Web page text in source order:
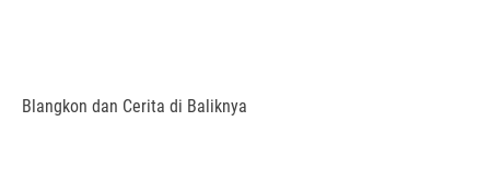
Blangkon dan Cerita di Baliknya